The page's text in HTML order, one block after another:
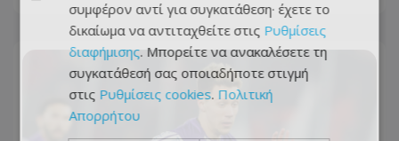
συμφέρον αντί για συγκατάθεση· έχετε το
δικαίωμα να αντιταχθείτε στις Ρυθμίσεις
διαφήμισης. Μπορείτε να ανακαλέσετε τη
συγκατάθεσή σας οποιαδήποτε στιγμή
στις Ρυθμίσεις cookies. Πολιτική
Απορρήτου